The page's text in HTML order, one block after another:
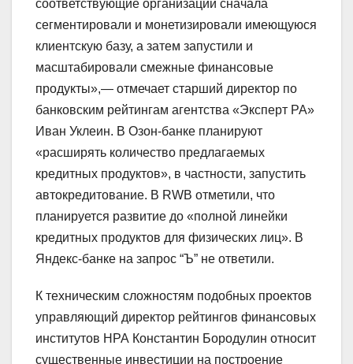
соответствующие организации сначала
сегментировали и монетизировали имеющуюся
клиентскую базу, а затем запустили и
масштабировали смежные финансовые
продукты»,— отмечает старший директор по
банковским рейтингам агентства «Эксперт РА»
Иван Уклеин. В Озон-банке планируют
«расширять количество предлагаемых
кредитных продуктов», в частности, запустить
автокредитование. В RWB отметили, что
планируется развитие до «полной линейки
кредитных продуктов для физических лиц». В
Яндекс-банке на запрос “Ъ” не ответили.
К техническим сложностям подобных проектов
управляющий директор рейтингов финансовых
институтов НРА Константин Бородулин относит
существенные инвестиции на построение